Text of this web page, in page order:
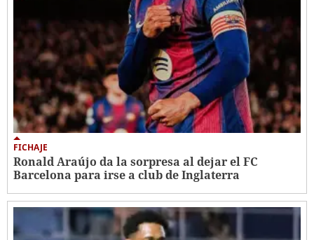
FICHAJE
Ronald Araújo da la sorpresa al dejar el FC
Barcelona para irse a club de Inglaterra